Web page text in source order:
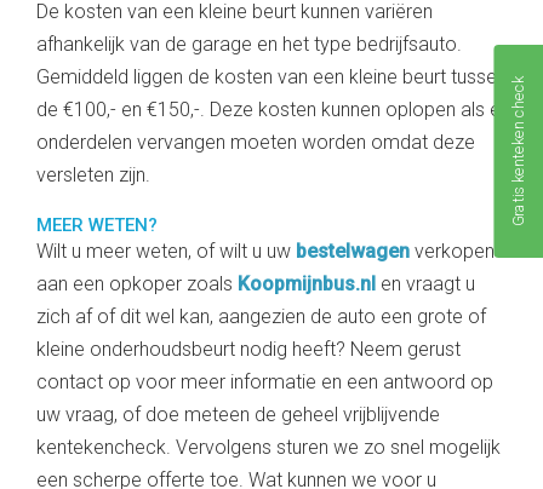
De kosten van een kleine beurt kunnen variëren
afhankelijk van de garage en het type bedrijfsauto.
Gemiddeld liggen de kosten van een kleine beurt tussen
de €100,- en €150,-. Deze kosten kunnen oplopen als er
onderdelen vervangen moeten worden omdat deze
versleten zijn.
MEER WETEN?
Wilt u meer weten, of wilt u uw bestelwagen verkopen
aan een opkoper zoals Koopmijnbus.nl en vraagt u
zich af of dit wel kan, aangezien de auto een grote of
kleine onderhoudsbeurt nodig heeft? Neem gerust
contact op voor meer informatie en een antwoord op
uw vraag, of doe meteen de geheel vrijblijvende
kentekencheck. Vervolgens sturen we zo snel mogelijk
een scherpe offerte toe. Wat kunnen we voor u
Gratis kenteken check